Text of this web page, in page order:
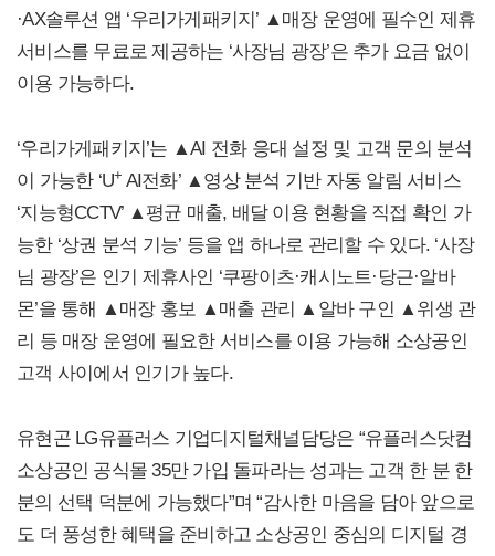
·AX솔루션 앱 ‘우리가게패키지’ ▲매장 운영에 필수인 제휴
서비스를 무료로 제공하는 ‘사장님 광장’은 추가 요금 없이
이용 가능하다.
‘우리가게패키지’는 ▲AI 전화 응대 설정 및 고객 문의 분석
이 가능한 ‘U+ AI전화’ ▲영상 분석 기반 자동 알림 서비스
‘지능형CCTV’ ▲평균 매출, 배달 이용 현황을 직접 확인 가
능한 ‘상권 분석 기능’ 등을 앱 하나로 관리할 수 있다. ‘사장
님 광장’은 인기 제휴사인 ‘쿠팡이츠·캐시노트·당근·알바
몬’을 통해 ▲매장 홍보 ▲매출 관리 ▲알바 구인 ▲위생 관
리 등 매장 운영에 필요한 서비스를 이용 가능해 소상공인
고객 사이에서 인기가 높다.
유현곤 LG유플러스 기업디지털채널담당은 “유플러스닷컴
소상공인 공식몰 35만 가입 돌파라는 성과는 고객 한 분 한
분의 선택 덕분에 가능했다”며 “감사한 마음을 담아 앞으로
도 더 풍성한 혜택을 준비하고 소상공인 중심의 디지털 경